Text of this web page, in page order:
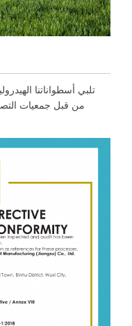
تلبي أسطواناتنا